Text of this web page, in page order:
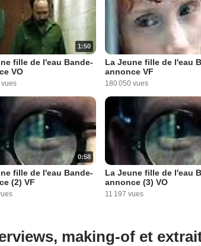
1:50
fille de l'eau Bande-
VO
vues
La Jeune fille de l'eau
annonce VF
180 050 vues
0:58
fille de l'eau Bande-
(2) VF
La Jeune fille de l'eau
annonce (3) VO
11 197 vues
making-of et